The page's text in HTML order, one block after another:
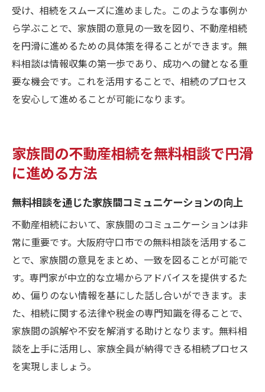
受け、相続をスムーズに進めました。このような事例か
ら学ぶことで、家族間の意見の一致を図り、不動産相続
を円滑に進めるための具体策を得ることができます。無
料相談は情報収集の第一歩であり、成功への鍵となる重
要な機会です。これを活用することで、相続のプロセス
を安心して進めることが可能になります。
家族間の不動産相続を無料相談で円滑
に進める方法
無料相談を通じた家族間コミュニケーションの向上
不動産相続において、家族間のコミュニケーションは非
常に重要です。大阪府守口市での無料相談を活用するこ
とで、家族間の意見をまとめ、一致を図ることが可能で
す。専門家が中立的な立場からアドバイスを提供するた
め、偏りのない情報を基にした話し合いができます。ま
た、相続に関する法律や税金の専門知識を得ることで、
家族間の誤解や不安を解消する助けとなります。無料相
談を上手に活用し、家族全員が納得できる相続プロセス
を実現しましょう。